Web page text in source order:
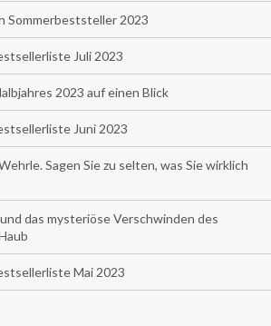
Sommerbeststeller 2023
Juli 2023
2023 auf einen Blick
Juni 2023
Sagen Sie zu selten, was Sie wirklich
das mysteriöse Verschwinden des
Mai 2023